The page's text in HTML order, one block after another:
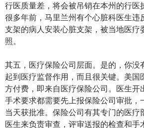
行医质量差，将会被吊销在本州的行医
很多年前，马里兰州有个心脏科医生违
支架的病人安装心脏支架，被当地医疗
照。
其五，医疗保险公司层面。是的，你没
起到医疗监督作用，而且很关键。美国
方付费，即来自医疗保险公司。医生开
手术要求都需要先上报保险公司审批，
当天获批准。保险公司有其专门的医疗
医生来负责审查，评审送报的检查和手